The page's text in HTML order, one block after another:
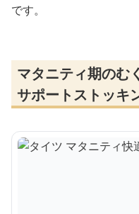
です。
マタニティ期のむ
サポートストッキ